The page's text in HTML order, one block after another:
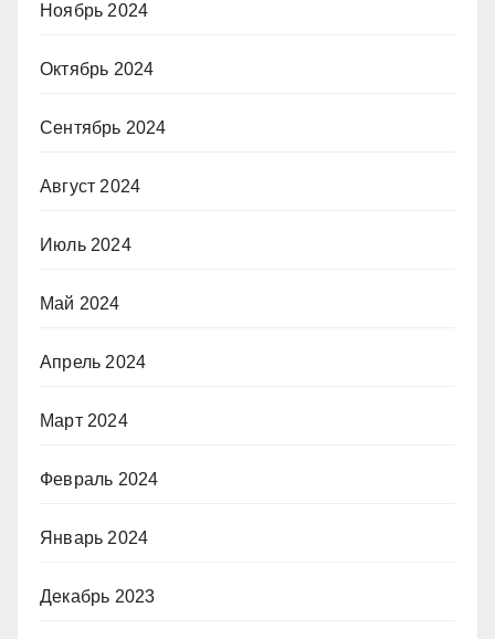
Ноябрь 2024
Октябрь 2024
Сентябрь 2024
Август 2024
Июль 2024
Май 2024
Апрель 2024
Март 2024
Февраль 2024
Январь 2024
Декабрь 2023